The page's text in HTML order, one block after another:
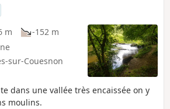
m
-152 m
sur-Couesnon
dans une vallée très encaissée on y
moulins.